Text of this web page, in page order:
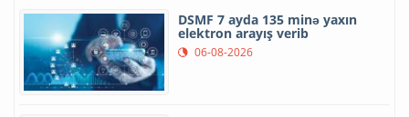
DSMF 7 ayda 135 minə yaxın
elektron arayış verib
06-08-2026